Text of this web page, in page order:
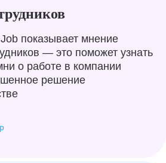
показывает мнение
— это поможет узнать
о работе в компании
решение